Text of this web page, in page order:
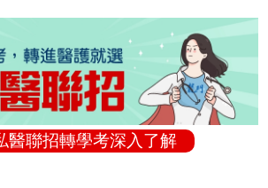
醫聯招轉學考深入了解